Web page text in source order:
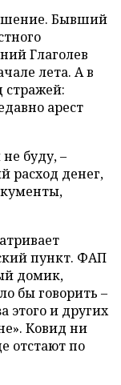
Бывший
Глаголев
лета. А в
стражей:
арест
буду, –
расход денег,
пункт. ФАП
домик,
бы говорить –
этого и других
Ковид ни
отстают по